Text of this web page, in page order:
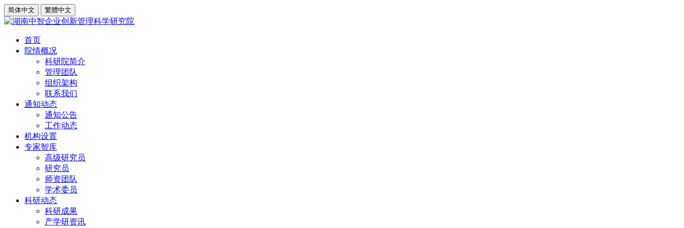
简体中文 繁體中文
首页
院情概况
科研院简介
管理团队
组织架构
联系我们
通知动态
通知公告
工作动态
机构设置
专家智库
高级研究员
研究员
师资团队
学术委员
科研动态
科研成果
产学研资讯